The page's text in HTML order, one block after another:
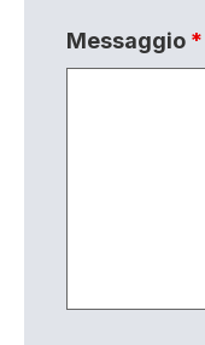
Messaggio *